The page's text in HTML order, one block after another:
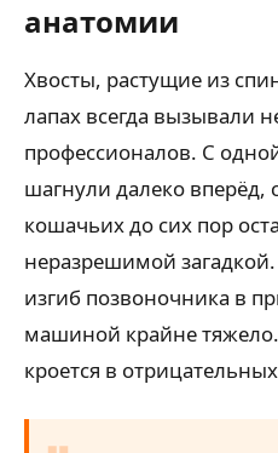
анатомии
Хвосты, растущие из
лапах всегда вызывали
профессионалов. С
шагнули далеко вперёд,
кошачьих до сих пор
неразрешимой загадкой.
изгиб позвоночника в
машиной крайне
кроется в